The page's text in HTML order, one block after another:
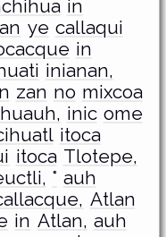
in
ye callaqui
in
inianan,
zan no mixcoa
inic ome
itoca
itoca Tlotepe,
° auh
Atlan
in Atlan, auh